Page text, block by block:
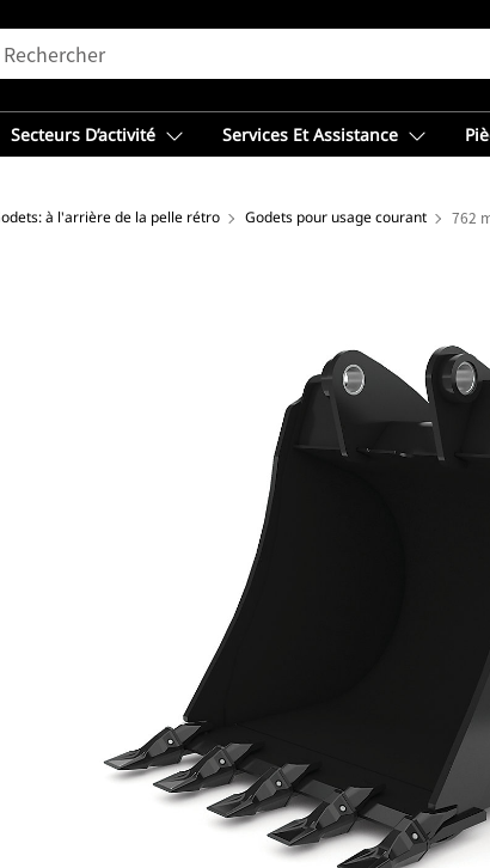
Secteurs D’activité Services Et Assistance
à l'arrière de la pelle rétro Godets pour usage courant 762